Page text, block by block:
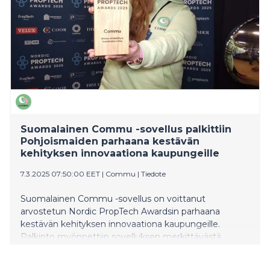
Suomalainen Commu -sovellus palkittiin
Pohjoismaiden parhaana kestävän
kehityksen innovaationa kaupungeille
7.3.2025 07:50:00 EET | Commu | Tiedote
Suomalainen Commu -sovellus on voittanut
arvostetun Nordic PropTech Awardsin parhaana
kestävän kehityksen innovaationa kaupungeille.
Palkinto myönnettiin sovelluksen merkittävästä